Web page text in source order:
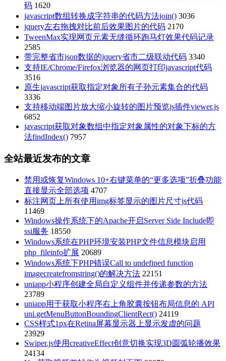
码 1620
javascript数组转换成字符串的代码方法join() 3036
jquery左右拖拽对比前后效果图片的代码 2170
TweenMax实现网页元素无缝循环跑马灯效果代码记录
2585
带完整省市json数据的jquery省市二级联动代码 3340
支持IE/Chrome/Firefox浏览器的网页打印javascript代码
3516
原生javascript获取指定对象所有子孙元素集合的代码
3336
支持移动端图片放大缩小旋转的图片预览js插件viewer.js
6852
javascript获取对象数组中指定对象属性的对象下标的方
法findIndex() 7957
全站最近发布的文章
禁用或恢复Windows 10+右键菜单的“更多选项”折叠功能
直接显示全部选项 4707
标注网页上所有使用img标签显示的图片尺寸js代码
11469
Windows操作系统下的Apache开启Server Side Include即
ssi服务 18550
Windows系统在PHP环境安装PHP文件信息模块启用
php_fileinfo扩展 20689
Windows系统下PHP错误Call to undefined function
imagecreatefromstring()的解决方法 22151
uniapp小程序创建全局自定义组件并传递参数的方法
23789
uniapp用于获取小程序右上角胶囊按钮布局信息的 API
uni.getMenuButtonBoundingClientRect() 24119
CSS样式1px在Retina屏幕显示器上显示发虚的问题
23929
Swiper.js使用creativeEffect创意切换实现3D圆弧轮播效果
24134